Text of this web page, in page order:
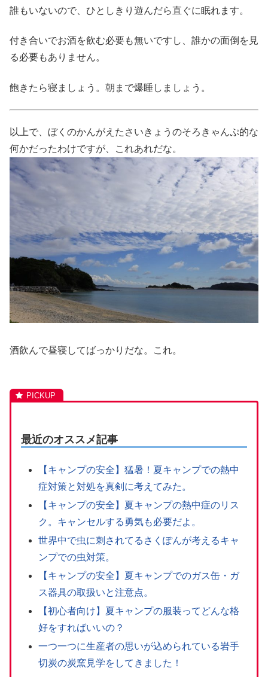
誰もいないので、ひとしきり遊んだら直ぐに眠れます。
付き合いでお酒を飲む必要も無いですし、誰かの面倒を見
る必要もありません。
飽きたら寝ましょう。朝まで爆睡しましょう。
以上で、ぼくのかんがえたさいきょうのそろきゃんぷ的な
何かだったわけですが、これあれだな。
酒飲んで昼寝してばっかりだな。これ。
最近のオススメ記事
【キャンプの安全】猛暑！夏キャンプでの熱中
症対策と対処を真剣に考えてみた。
【キャンプの安全】夏キャンプの熱中症のリス
ク。キャンセルする勇気も必要だよ。
世界中で虫に刺されてるさくぽんが考えるキャ
ンプでの虫対策。
【キャンプの安全】夏キャンプでのガス缶・ガ
ス器具の取扱いと注意点。
【初心者向け】夏キャンプの服装ってどんな格
好をすればいいの？
一つ一つに生産者の思いが込められている岩手
切炭の炭窯見学をしてきました！